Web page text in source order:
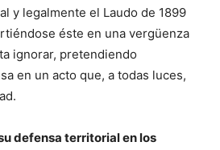
y legalmente el Laudo de 1899
éste en una vergüenza
ignorar, pretendiendo
en un acto que, a todas luces,
defensa territorial en los